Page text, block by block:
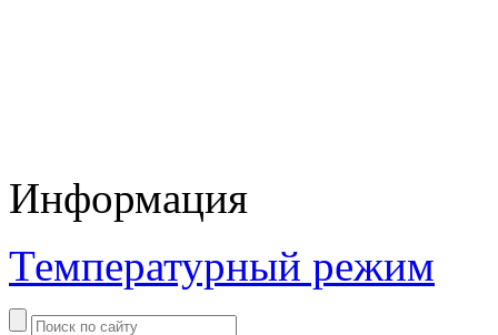
Информация
Температурный режим